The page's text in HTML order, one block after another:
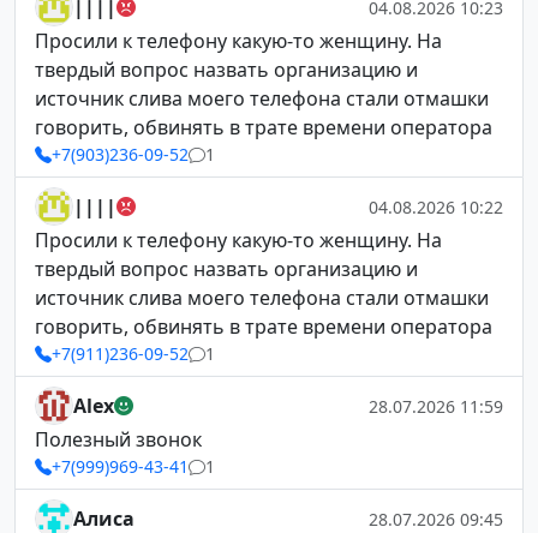
|||| 04.08.2026 10:23
Просили к телефону какую-то женщину. На
твердый вопрос назвать организацию и
источник слива моего телефона стали отмашки
говорить, обвинять в трате времени оператора
+7(903)236-09-52 1
|||| 04.08.2026 10:22
Просили к телефону какую-то женщину. На
твердый вопрос назвать организацию и
источник слива моего телефона стали отмашки
говорить, обвинять в трате времени оператора
+7(911)236-09-52 1
Alex 28.07.2026 11:59
Полезный звонок
+7(999)969-43-41 1
Алиса 28.07.2026 09:45